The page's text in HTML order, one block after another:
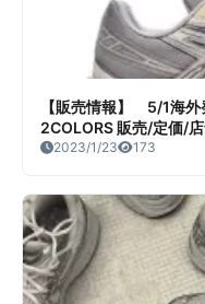
【販売情報】 5/1海外
2COLORS 販売/定価/
2023/1/23 173